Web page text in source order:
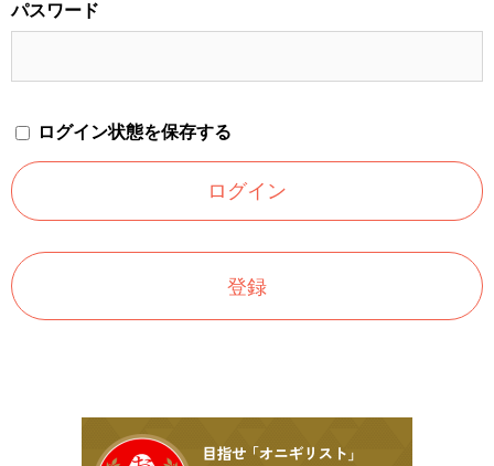
パスワード
ログイン状態を保存する
登録